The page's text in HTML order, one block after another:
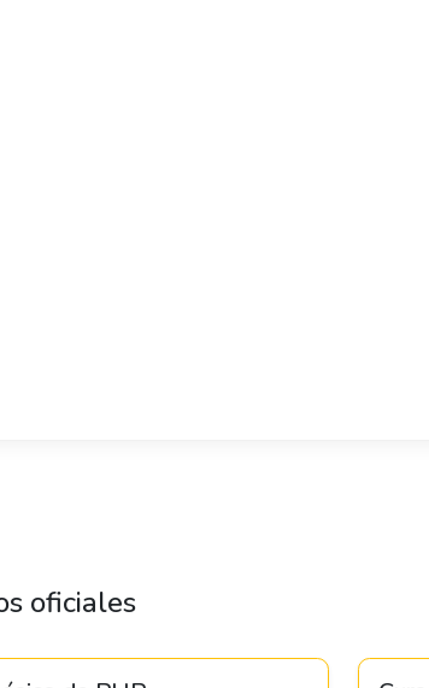
oficiales